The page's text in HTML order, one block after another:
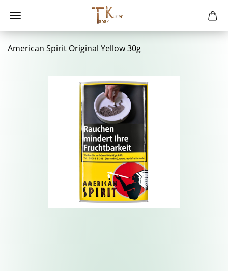
Ame­ri­can Spi­rit Ori­gi­nal Yellow 30g